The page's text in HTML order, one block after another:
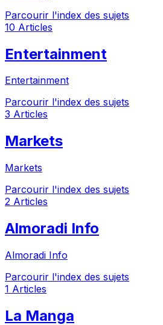
Parcourir l'index des sujets
10 Articles
Entertainment
Entertainment
Parcourir l'index des sujets
3 Articles
Markets
Markets
Parcourir l'index des sujets
2 Articles
Almoradi Info
Almoradi Info
Parcourir l'index des sujets
1 Articles
La Manga